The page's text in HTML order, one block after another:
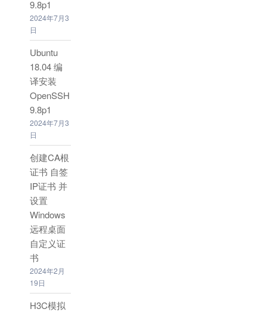
9.8p1
2024年7月3
日
Ubuntu
18.04 编
译安装
OpenSSH
9.8p1
2024年7月3
日
创建CA根
证书 自签
IP证书 并
设置
Windows
远程桌面
自定义证
书
2024年2月
19日
H3C模拟